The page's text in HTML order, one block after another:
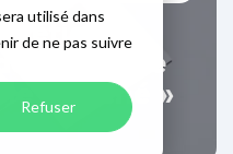
utilisé dans
de ne pas suivre
Refuser
:
française
marché »